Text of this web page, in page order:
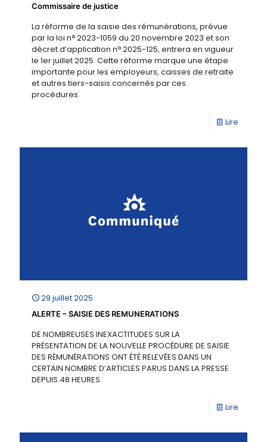
Commissaire de justice
La réforme de la saisie des rémunérations, prévue
par la loi n° 2023-1059 du 20 novembre 2023 et son
décret d’application n° 2025-125, entrera en vigueur
le 1er juillet 2025. Cette réforme marque une étape
importante pour les employeurs, caisses de retraite
et autres tiers-saisis concernés par ces
procédures.
Lire
29 juillet 2025
ALERTE – SAISIE DES REMUNERATIONS
DE NOMBREUSES INEXACTITUDES SUR LA
PRÉSENTATION DE LA NOUVELLE PROCÉDURE DE SAISIE
DES RÉMUNÉRATIONS ONT ÉTÉ RELEVÉES DANS UN
CERTAIN NOMBRE D’ARTICLES PARUS DANS LA PRESSE
DEPUIS 48 HEURES.
Lire